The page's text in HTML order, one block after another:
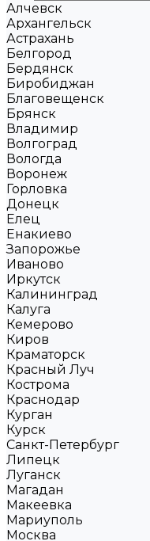
Алчевск
Архангельск
Астрахань
Белгород
Бердянск
Биробиджан
Благовещенск
Брянск
Владимир
Волгоград
Вологда
Воронеж
Горловка
Донецк
Елец
Енакиево
Запорожье
Иваново
Иркутск
Калининград
Калуга
Кемерово
Киров
Краматорск
Красный Луч
Кострома
Краснодар
Курган
Курск
Санкт-Петербург
Липецк
Луганск
Магадан
Макеевка
Мариуполь
Москва